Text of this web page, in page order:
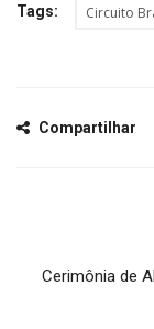
Tags: Circuito
Compartilhar
Cerimônia de